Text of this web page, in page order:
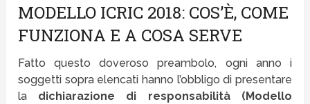
MODELLO ICRIC 2018: COS’È, COME
FUNZIONA E A COSA SERVE
Fatto questo doveroso preambolo, ogni anno i
soggetti sopra elencati hanno l’obbligo di presentare
la dichiarazione di responsabilità (Modello